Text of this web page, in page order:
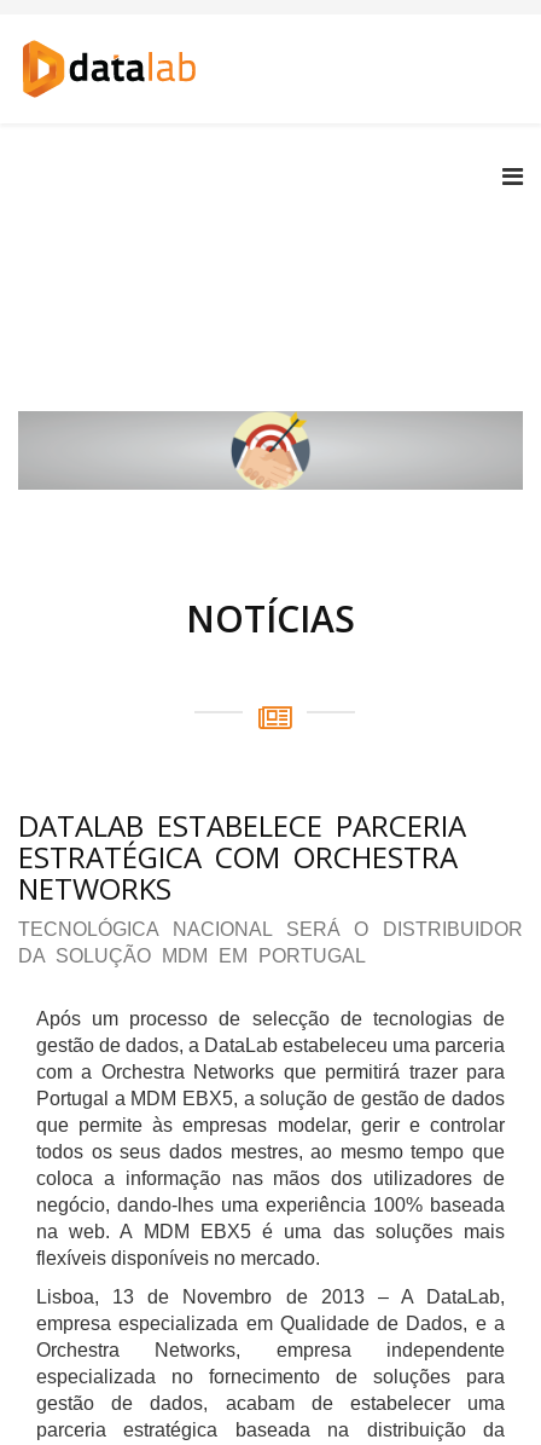
NOTÍCIAS
DATALAB ESTABELECE PARCERIA
ESTRATÉGICA COM ORCHESTRA
NETWORKS
TECNOLÓGICA NACIONAL SERÁ O DISTRIBUIDOR
DA SOLUÇÃO MDM EM PORTUGAL
Após um processo de selecção de tecnologias de
gestão de dados, a DataLab estabeleceu uma parceria
com a Orchestra Networks que permitirá trazer para
Portugal a MDM EBX5, a solução de gestão de dados
que permite às empresas modelar, gerir e controlar
todos os seus dados mestres, ao mesmo tempo que
coloca a informação nas mãos dos utilizadores de
negócio, dando-lhes uma experiência 100% baseada
na web. A MDM EBX5 é uma das soluções mais
flexíveis disponíveis no mercado.
Lisboa, 13 de Novembro de 2013 – A DataLab,
empresa especializada em Qualidade de Dados, e a
Orchestra Networks, empresa independente
especializada no fornecimento de soluções para
gestão de dados, acabam de estabelecer uma
parceria estratégica baseada na distribuição da